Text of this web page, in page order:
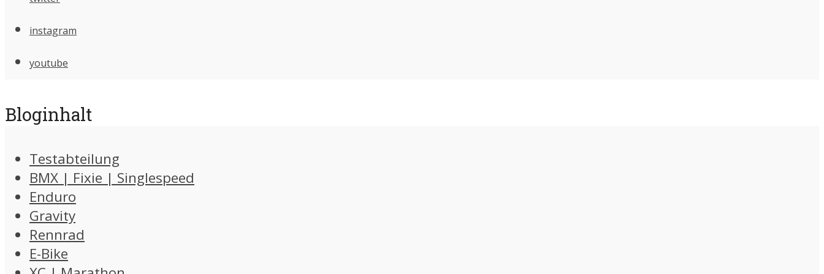
instagram
youtube
Bloginhalt
Testabteilung
BMX | Fixie | Singlespeed
Enduro
Gravity
Rennrad
E-Bike